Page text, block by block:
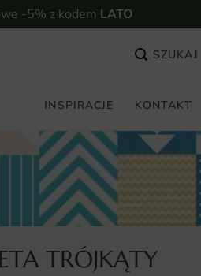
-5% z kodem LATO
INSPIRACJE KONTAKT
TRÓJKĄTY